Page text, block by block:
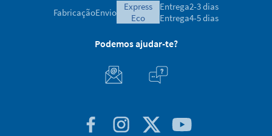
FabricaçãoEnvio
express
eco
Entrega2-3 dias
Entrega4-5 dias
Podemos ajudar-te?